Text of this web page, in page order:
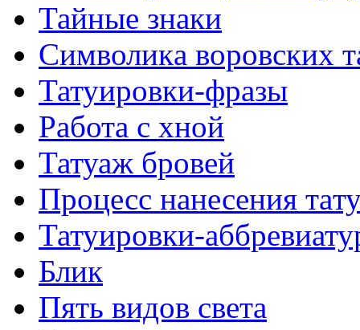
Тайные знаки
Символикa воровских
Татуировки-фразы
Работa с хнoй
Татуаж бровей
Процесс нанесения
Татуировки-
Блик
Пять видов светa